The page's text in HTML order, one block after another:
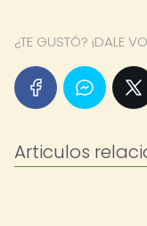
¿TE GUSTÓ? ¡DALE
Articulos